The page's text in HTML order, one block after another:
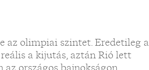
olimpiai szintet. Eredetileg a
a kijutás, aztán Rió lett